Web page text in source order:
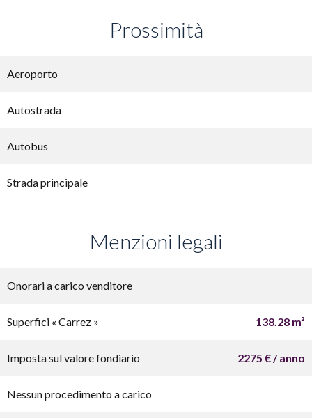
Prossimità
Aeroporto
Autostrada
Autobus
Strada principale
Menzioni legali
Onorari a carico venditore
Superfici « Carrez » 138.28 m²
Imposta sul valore fondiario 2275 € / anno
Nessun procedimento a carico